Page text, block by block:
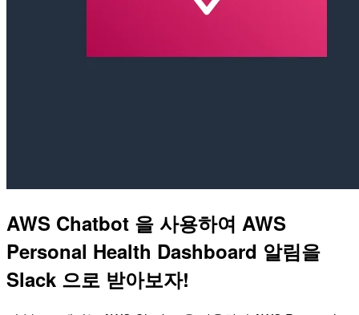
AWS Chatbot 을 사용하여 AWS
Personal Health Dashboard 알림을
Slack 으로 받아보자!